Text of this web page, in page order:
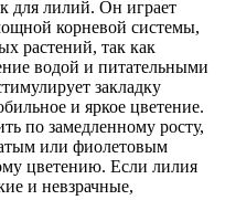
для лилий. Он играет
корневой системы,
растений, так как
водой и питательными
закладку
и яркое цветение.
по замедленному росту,
или фиолетовым
цветению. Если лилия
и невзрачные,